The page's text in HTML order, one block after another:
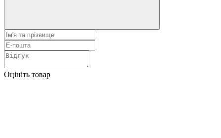
Оцініть товар